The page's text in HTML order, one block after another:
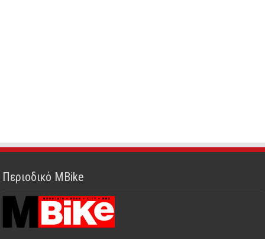
Περιοδικό MBike